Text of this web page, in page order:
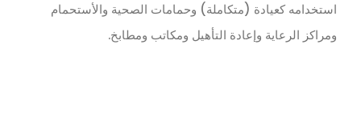
استخدامه كعيادة (متكاملة) وحمامات الصحية والأستحمام
ومراكز الرعاية وإعادة التأهيل ومكاتب ومطابخ.